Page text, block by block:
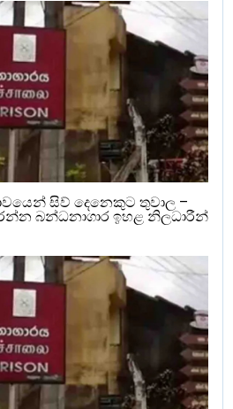
සිව් දෙනෙකුට තුවාල –
බන්ධනාගාර ඉහළ නිලධාරීන්